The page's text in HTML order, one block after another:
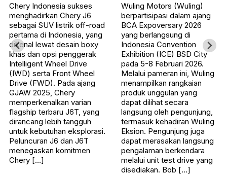
Chery Indonesia sukses
menghadirkan Chery J6
sebagai SUV listrik off-road
pertama di Indonesia, yang
dikenal lewat desain boxy
khas dan opsi penggerak
Intelligent Wheel Drive
(IWD) serta Front Wheel
Drive (FWD). Pada ajang
GJAW 2025, Chery
memperkenalkan varian
flagship terbaru J6T, yang
dirancang lebih tangguh
untuk kebutuhan eksplorasi.
Peluncuran J6 dan J6T
menegaskan komitmen
Chery […]
Wuling Motors (Wuling)
berpartisipasi dalam ajang
BCA Expoversary 2026
yang berlangsung di
Indonesia Convention
Exhibition (ICE) BSD City
pada 5-8 Februari 2026.
Melalui pameran ini, Wuling
menampilkan rangkaian
produk unggulan yang
dapat dilihat secara
langsung oleh pengunjung,
termasuk kehadiran Wuling
Eksion. Pengunjung juga
dapat merasakan langsung
pengalaman berkendara
melalui unit test drive yang
disediakan. Bob […]